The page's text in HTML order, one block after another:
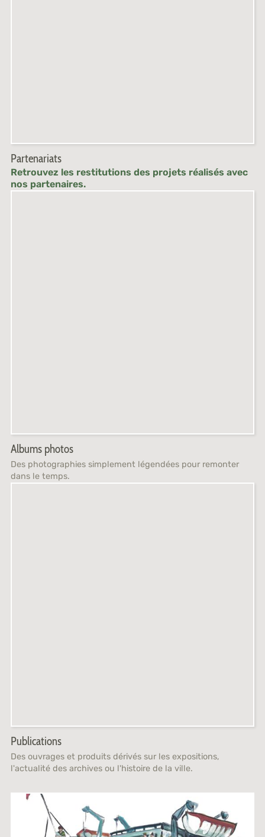
Partenariats
Retrouvez les restitutions des projets réalisés avec
nos partenaires.
Albums photos
Des photographies simplement légendées pour remonter
dans le temps.
Publications
Des ouvrages et produits dérivés sur les expositions,
l'actualité des archives ou l'histoire de la ville.